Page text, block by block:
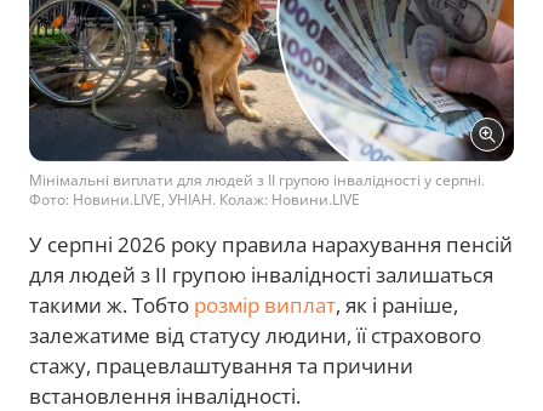
Мінімальні виплати для людей з ІІ групою інвалідності у серпні.
Фото: Новини.LIVE, УНІАН. Колаж: Новини.LIVE
У серпні 2026 року правила нарахування пенсій
для людей з II групою інвалідності залишаться
такими ж. Тобто розмір виплат, як і раніше,
залежатиме від статусу людини, її страхового
стажу, працевлаштування та причини
встановлення інвалідності.